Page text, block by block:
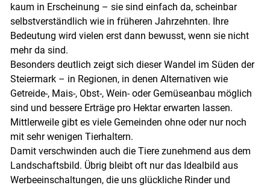
kaum in Erscheinung – sie sind einfach da, scheinbar
selbstverständlich wie in früheren Jahrzehnten. Ihre
Bedeutung wird vielen erst dann bewusst, wenn sie nicht
mehr da sind.
Besonders deutlich zeigt sich dieser Wandel im Süden der
Steiermark – in Regionen, in denen Alternativen wie
Getreide-, Mais-, Obst-, Wein- oder Gemüseanbau möglich
sind und bessere Erträge pro Hektar erwarten lassen.
Mittlerweile gibt es viele Gemeinden ohne oder nur noch
mit sehr wenigen Tierhaltern.
Damit verschwinden auch die Tiere zunehmend aus dem
Landschaftsbild. Übrig bleibt oft nur das Idealbild aus
Werbeeinschaltungen, die uns glückliche Rinder und